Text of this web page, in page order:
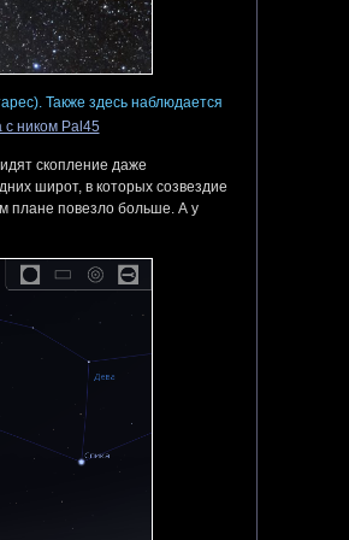
Также здесь наблюдается
с ником Pal45
скопление даже
широт, в которых созвездие
плане повезло больше. А у